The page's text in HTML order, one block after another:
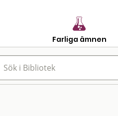
Farliga ämnen